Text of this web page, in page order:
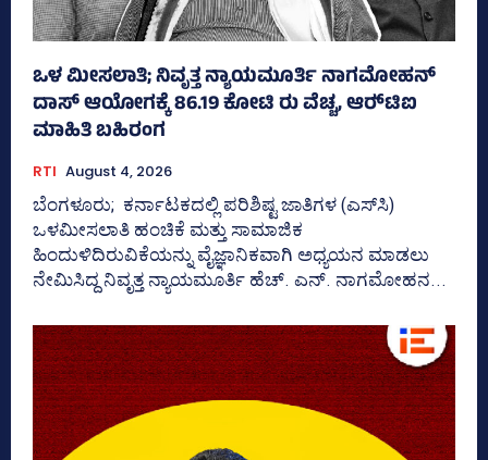
ಒಳ ಮೀಸಲಾತಿ; ನಿವೃತ್ತ ನ್ಯಾಯಮೂರ್ತಿ ನಾಗಮೋಹನ್
ದಾಸ್ ಆಯೋಗಕ್ಕೆ 86.19 ಕೋಟಿ ರು ವೆಚ್ಚ, ಆರ್‍‌ಟಿಐ
ಮಾಹಿತಿ ಬಹಿರಂಗ
RTI August 4, 2026
ಬೆಂಗಳೂರು; ಕರ್ನಾಟಕದಲ್ಲಿ ಪರಿಶಿಷ್ಟ ಜಾತಿಗಳ (ಎಸ್‌ಸಿ)
ಒಳಮೀಸಲಾತಿ ಹಂಚಿಕೆ ಮತ್ತು ಸಾಮಾಜಿಕ
ಹಿಂದುಳಿದಿರುವಿಕೆಯನ್ನು ವೈಜ್ಞಾನಿಕವಾಗಿ ಅಧ್ಯಯನ ಮಾಡಲು
ನೇಮಿಸಿದ್ದ ನಿವೃತ್ತ ನ್ಯಾಯಮೂರ್ತಿ ಹೆಚ್. ಎನ್. ನಾಗಮೋಹನ...